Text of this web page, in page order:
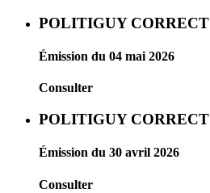
POLITIGUY CORRECT
Émission du 04 mai 2026
Consulter
POLITIGUY CORRECT
Émission du 30 avril 2026
Consulter